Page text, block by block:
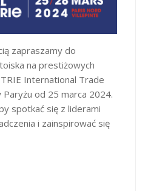
zapraszamy do
na prestiżowych
International Trade
od 25 marca 2024.
spotkać się z liderami
i zainspirować się